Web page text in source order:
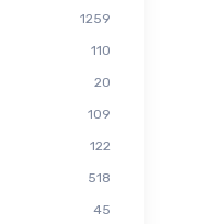
1259
110
20
109
122
518
45